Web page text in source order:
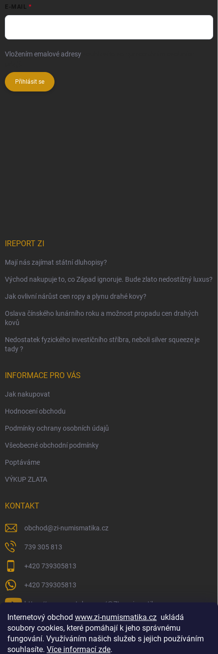
Internetový obchod www.zi-numismatika.cz ukládá
soubory cookies, které pomáhají k jeho správnému
fungování. Využíváním našich služeb s jejich používáním
souhlasíte. Více informací zde.
E-MAIL
Vložením emalové adresy
Přihlásit se
IREPORT ZI
Mají nás zajímat státní dluhopisy?
Východ nakupuje to, co Západ ignoruje. Bude zlato nedostižný luxus?
Jak ovlivní nárůst cen ropy a plynu drahé kovy?
Oslava čínského lunárního roku a možnost propadu cen drahých
kovů
Nedostatek fyzického investičního stříbra, neboli silver squeeze je
tady ?
INFORMACE PRO VÁS
Jak nakupovat
Hodnocení obchodu
Podmínky ochrany osobních údajů
Všeobecné obchodní podmínky
Poptáváme
VÝKUP ZLATA
KONTAKT
obchod@zi-numismatika.cz
739 305 813
+420 739305813
+420 739305813
https://www.youtube.com/@ZInumismatika
Zlaté investování Golf shop Golfstart Houby a bylinky